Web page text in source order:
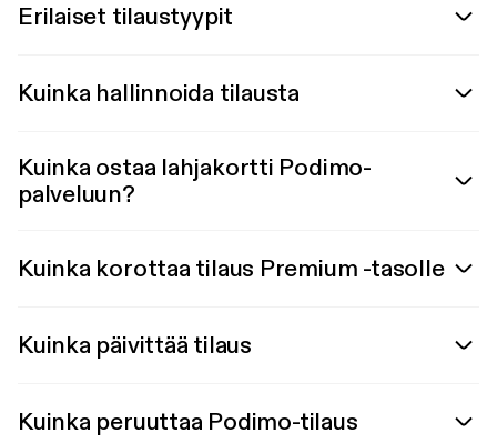
Erilaiset tilaustyypit
Kuinka hallinnoida tilausta
Kuinka ostaa lahjakortti Podimo-
palveluun?
Kuinka korottaa tilaus Premium -tasolle
Kuinka päivittää tilaus
Kuinka peruuttaa Podimo-tilaus